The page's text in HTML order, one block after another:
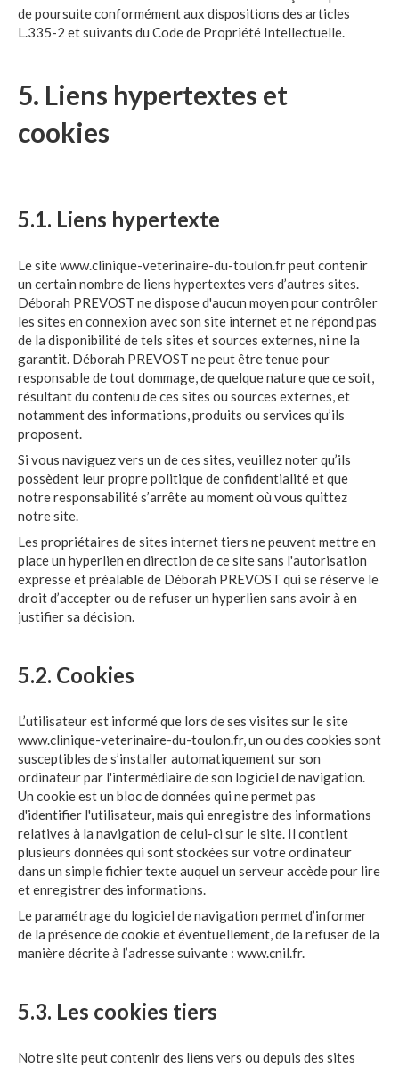
de poursuite conformément aux dispositions des articles
L.335-2 et suivants du Code de Propriété Intellectuelle.
5. Liens hypertextes et
cookies
5.1. Liens hypertexte
Le site www.clinique-veterinaire-du-toulon.fr peut contenir
un certain nombre de liens hypertextes vers d’autres sites.
Déborah PREVOST ne dispose d'aucun moyen pour contrôler
les sites en connexion avec son site internet et ne répond pas
de la disponibilité de tels sites et sources externes, ni ne la
garantit. Déborah PREVOST ne peut être tenue pour
responsable de tout dommage, de quelque nature que ce soit,
résultant du contenu de ces sites ou sources externes, et
notamment des informations, produits ou services qu’ils
proposent.
Si vous naviguez vers un de ces sites, veuillez noter qu’ils
possèdent leur propre politique de confidentialité et que
notre responsabilité s’arrête au moment où vous quittez
notre site.
Les propriétaires de sites internet tiers ne peuvent mettre en
place un hyperlien en direction de ce site sans l'autorisation
expresse et préalable de Déborah PREVOST qui se réserve le
droit d’accepter ou de refuser un hyperlien sans avoir à en
justifier sa décision.
5.2. Cookies
L’utilisateur est informé que lors de ses visites sur le site
www.clinique-veterinaire-du-toulon.fr, un ou des cookies sont
susceptibles de s’installer automatiquement sur son
ordinateur par l'intermédiaire de son logiciel de navigation.
Un cookie est un bloc de données qui ne permet pas
d'identifier l'utilisateur, mais qui enregistre des informations
relatives à la navigation de celui-ci sur le site. Il contient
plusieurs données qui sont stockées sur votre ordinateur
dans un simple fichier texte auquel un serveur accède pour lire
et enregistrer des informations.
Le paramétrage du logiciel de navigation permet d’informer
de la présence de cookie et éventuellement, de la refuser de la
manière décrite à l’adresse suivante : www.cnil.fr.
5.3. Les cookies tiers
Notre site peut contenir des liens vers ou depuis des sites